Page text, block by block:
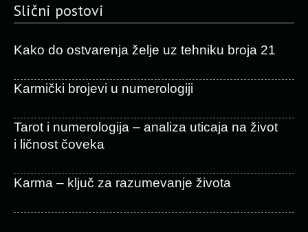
Slični postovi
Kako do ostvarenja želje uz tehniku broja 21
Karmički brojevi u numerologiji
Tarot i numerologija – analiza uticaja na život
i ličnost čoveka
Karma – ključ za razumevanje života